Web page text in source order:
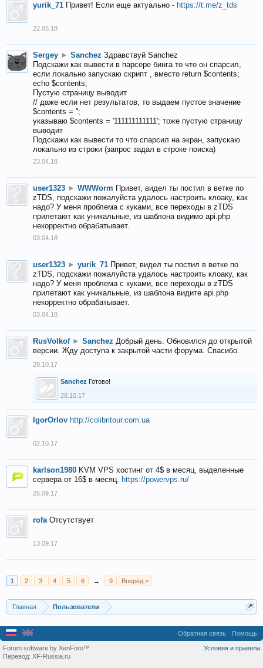
yurik_71 Привет! Если еще актуально - https://t.me/z_tds
22.05.18
Sergey ► Sanchez Здравствуй Sanchez
Подскажи как вывести в парсере бинга то что он спарсил,
если локально запускаю скрипт , вместо return $contents;
echo $contents;
Пустую страницу выводит
// даже если нет результатов, то выдаем пустое значение
$contents = '';
указываю $contents = '111111111111'; тоже пустую страницу
выводит
Подскажи как вывести то что спарсил на экран, запускаю
локально из строки (запрос задал в строке поиска)
23.04.18
user1323 ► WWWorm Привет, видел ты постил в ветке по
zTDS, подскажи пожалуйста удалось настроить клоаку, как
надо? У меня проблема с куками, все переходы в zTDS
прилетают как уникальные, из шаблона видимо api.php
некорректно обрабатывает.
03.04.18
user1323 ► yurik_71 Привет, видел ты постил в ветке по
zTDS, подскажи пожалуйста удалось настроить клоаку, как
надо? У меня проблема с куками, все переходы в zTDS
прилетают как уникальные, из шаблона видите api.php
некорректно обрабатывает.
03.04.18
RusVolkof ► Sanchez Добрый день. Обновился до открытой
версии. Жду доступа к закрытой части форума. Спасибо.
28.10.17
Sanchez Готово!
28.10.17
IgorOrlov http://colibritour.com.ua
02.10.17
karlson1980 KVM VPS хостинг от 4$ в месяц, выделенные
сервера от 16$ в месяц. https://powervps.ru/
26.09.17
rofa Отсутствует
13.09.17
1 2 3 4 5 6 → 9 Вперёд >
Главная Пользователи
Обратная связь Помощь
Условия и правила
Forum software by XenForo™
Перевод: XF-Russia.ru